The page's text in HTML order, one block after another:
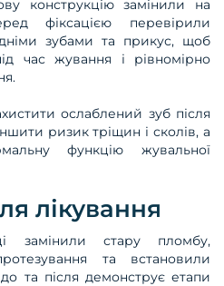
конструкцію замінили на
фіксацією перевірили
зубами та прикус, щоб
час жування і рівномірно
ослаблений зуб після
ризик тріщин і сколів, а
функцію жувальної
лікування
замінили стару пломбу,
та встановили
та після демонструє етапи